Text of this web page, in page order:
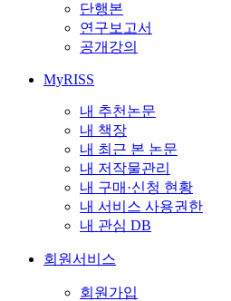
단행본
연구보고서
공개강의
MyRISS
내 추천논문
내 책장
내 최근 본 논문
내 저작물관리
내 구매·신청 현황
내 서비스 사용권한
내 관심 DB
회원서비스
회원가입